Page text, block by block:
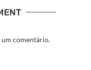
comentário.